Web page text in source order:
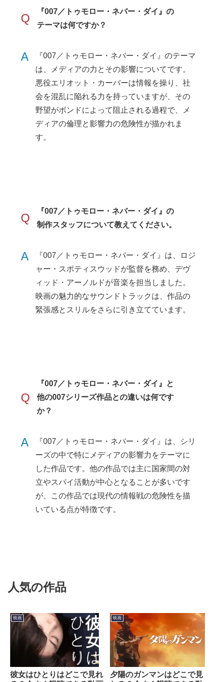
Q
『007／トゥモロー・ネバー・ダイ』の
テーマは何ですか？
A
『007／トゥモロー・ネバー・ダイ』のテーマ
は、メディアの力とその影響についてです。
悪役エリオット・カーバーは情報を操り、社
会を混乱に陥れる力を持っていますが、その
野望がボンドによって阻止される過程で、メ
ディアの倫理と影響力の危険性が描かれま
す。
Q
『007／トゥモロー・ネバー・ダイ』の
制作スタッフについて教えてください。
A
『007／トゥモロー・ネバー・ダイ』は、ロジ
ャー・スポティスウッドが監督を務め、デヴ
ィッド・アーノルドが音楽を担当しました。
映画の魅力的なサウンドトラックは、作品の
緊張感とスリルをさらに引き立てています。
Q
『007／トゥモロー・ネバー・ダイ』と
他の007シリーズ作品との違いは何です
か？
A
『007／トゥモロー・ネバー・ダイ』は、シリ
ーズの中で特にメディアの影響力をテーマに
した作品です。他の作品では主に国家間の対
立やスパイ活動が中心となることが多いです
が、この作品では現代の情報戦の危険性を描
いている点が特徴です。
人気の作品
映画
彼女はひとりはどこで見れ
映画
夕陽のガンマンはどこで見